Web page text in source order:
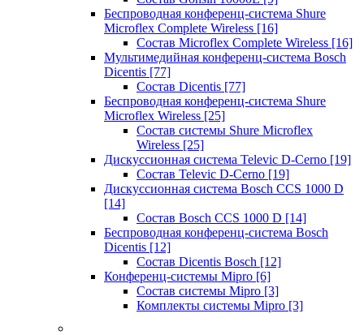
Беспроводная конференц-система Shure
Microflex Complete Wireless [16]
Состав Microflex Complete Wireless [16]
Мультимедийная конференц-система Bosch
Dicentis [77]
Состав Dicentis [77]
Беспроводная конференц-система Shure
Microflex Wireless [25]
Состав системы Shure Microflex
Wireless [25]
Дискуссионная система Televic D-Cerno [19]
Состав Televic D-Cerno [19]
Дискуссионная система Bosch CCS 1000 D
[14]
Состав Bosch CCS 1000 D [14]
Беспроводная конференц-система Bosch
Dicentis [12]
Состав Dicentis Bosch [12]
Конференц-системы Mipro [6]
Состав системы Mipro [3]
Комплекты системы Mipro [3]